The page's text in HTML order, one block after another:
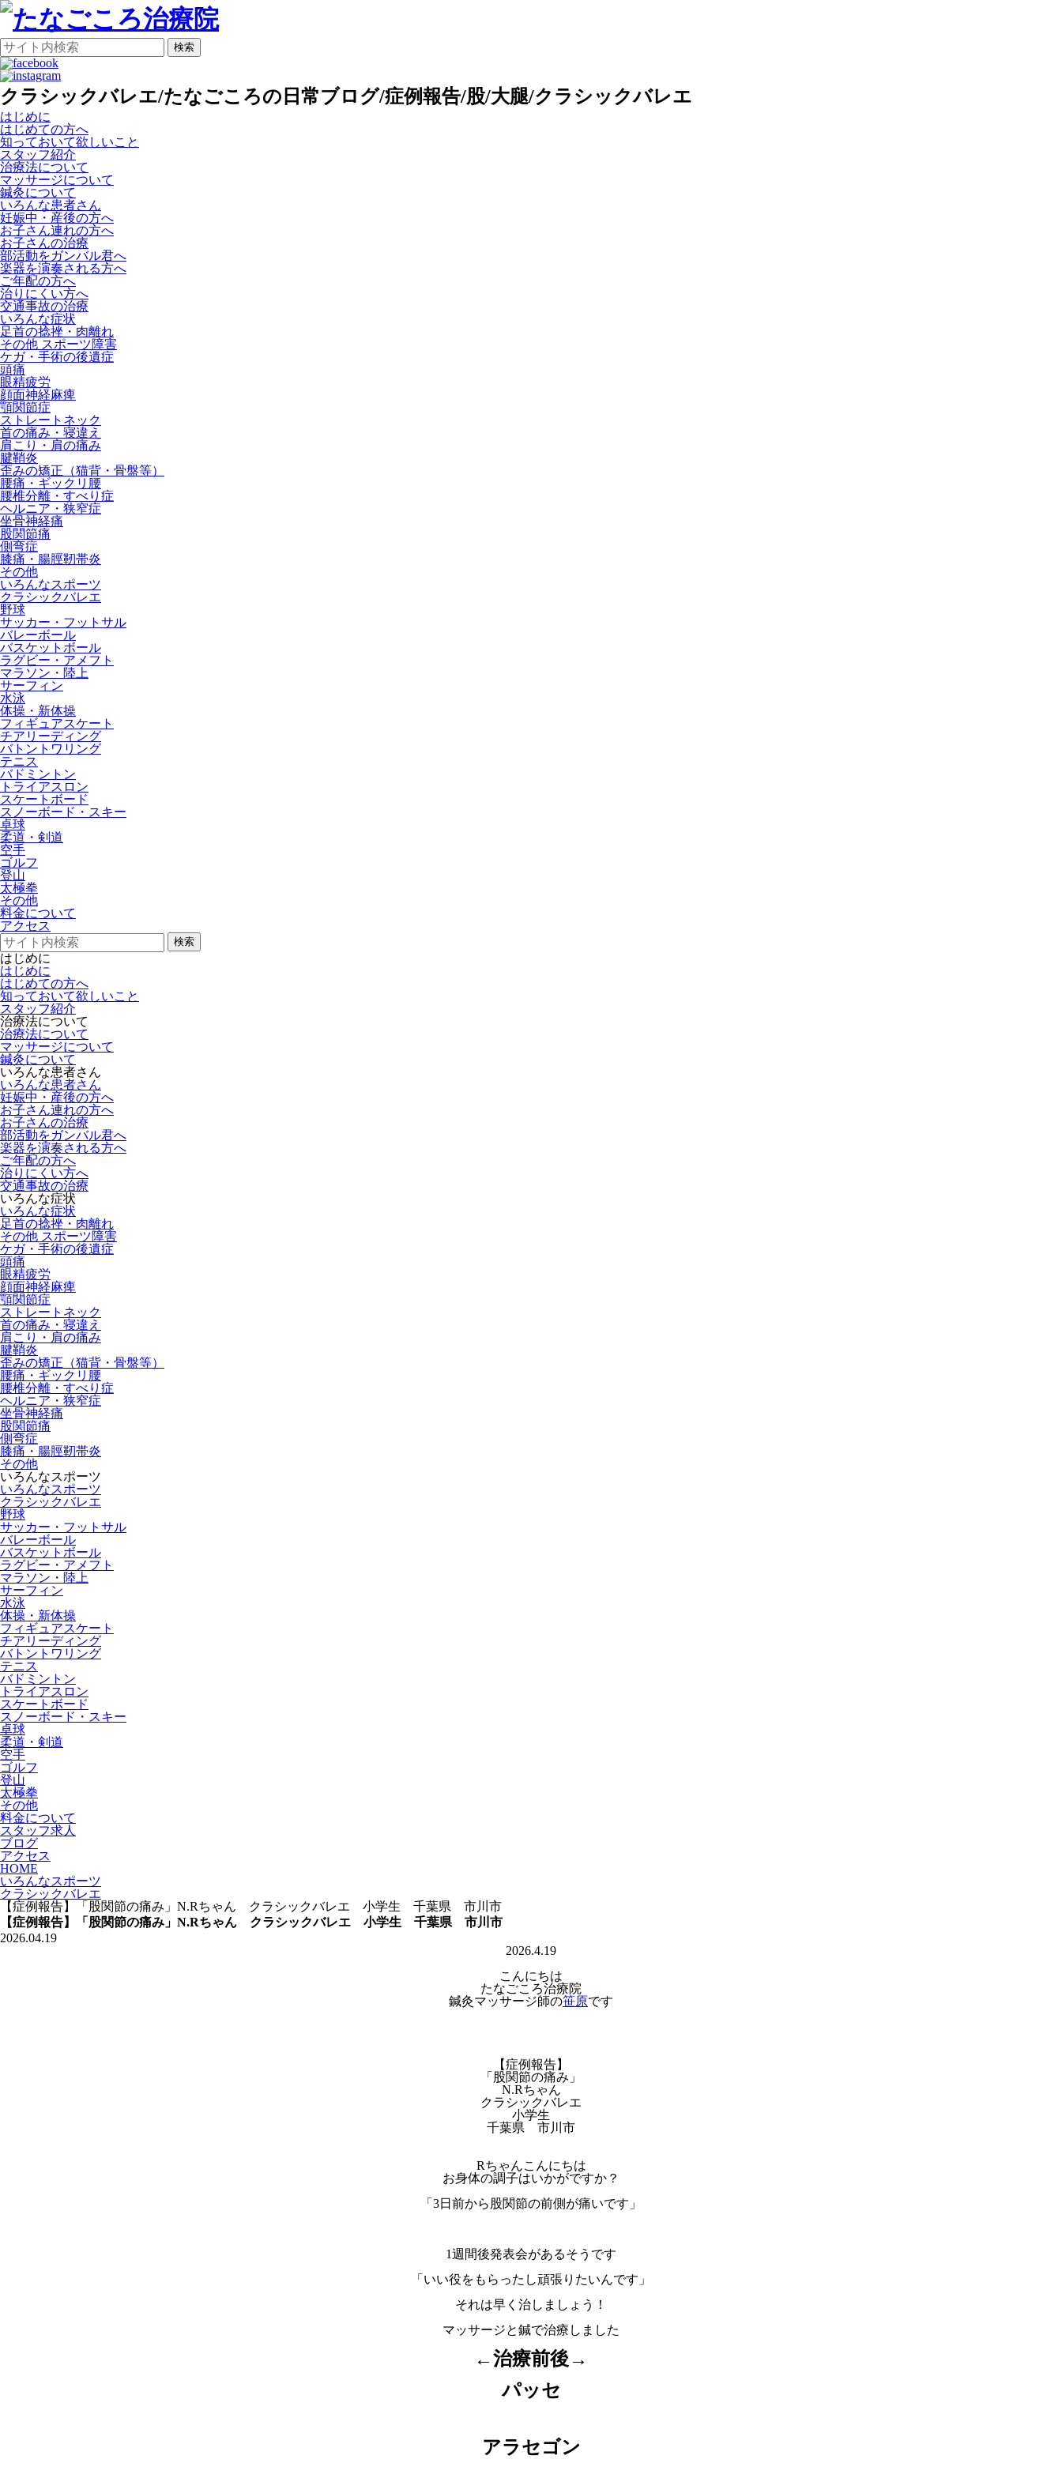
検索
クラシックバレエ/たなごころの日常ブログ/症例報告/股/大腿/クラシックバレエ
はじめに
はじめての方へ
知っておいて欲しいこと
スタッフ紹介
治療法について
マッサージについて
鍼灸について
いろんな患者さん
妊娠中・産後の方へ
お子さん連れの方へ
お子さんの治療
部活動をガンバル君へ
楽器を演奏される方へ
ご年配の方へ
治りにくい方へ
交通事故の治療
いろんな症状
足首の捻挫・肉離れ
その他 スポーツ障害
ケガ・手術の後遺症
頭痛
眼精疲労
顔面神経麻痺
顎関節症
ストレートネック
首の痛み・寝違え
肩こり・肩の痛み
腱鞘炎
歪みの矯正（猫背・骨盤等）
腰痛・ギックリ腰
腰椎分離・すべり症
ヘルニア・狭窄症
坐骨神経痛
股関節痛
側弯症
膝痛・腸脛靭帯炎
その他
いろんなスポーツ
クラシックバレエ
野球
サッカー・フットサル
バレーボール
バスケットボール
ラグビー・アメフト
マラソン・陸上
サーフィン
水泳
体操・新体操
フィギュアスケート
チアリーディング
バトントワリング
テニス
バドミントン
トライアスロン
スケートボード
スノーボード・スキー
卓球
柔道・剣道
空手
ゴルフ
登山
太極拳
その他
料金について
アクセス
検索
はじめに
はじめに
はじめての方へ
知っておいて欲しいこと
スタッフ紹介
治療法について
治療法について
マッサージについて
鍼灸について
いろんな患者さん
いろんな患者さん
妊娠中・産後の方へ
お子さん連れの方へ
お子さんの治療
部活動をガンバル君へ
楽器を演奏される方へ
ご年配の方へ
治りにくい方へ
交通事故の治療
いろんな症状
いろんな症状
足首の捻挫・肉離れ
その他 スポーツ障害
ケガ・手術の後遺症
頭痛
眼精疲労
顔面神経麻痺
顎関節症
ストレートネック
首の痛み・寝違え
肩こり・肩の痛み
腱鞘炎
歪みの矯正（猫背・骨盤等）
腰痛・ギックリ腰
腰椎分離・すべり症
ヘルニア・狭窄症
坐骨神経痛
股関節痛
側弯症
膝痛・腸脛靭帯炎
その他
いろんなスポーツ
いろんなスポーツ
クラシックバレエ
野球
サッカー・フットサル
バレーボール
バスケットボール
ラグビー・アメフト
マラソン・陸上
サーフィン
水泳
体操・新体操
フィギュアスケート
チアリーディング
バトントワリング
テニス
バドミントン
トライアスロン
スケートボード
スノーボード・スキー
卓球
柔道・剣道
空手
ゴルフ
登山
太極拳
その他
料金について
スタッフ求人
ブログ
アクセス
HOME
いろんなスポーツ
クラシックバレエ
【症例報告】「股関節の痛み」N.Rちゃん クラシックバレエ 小学生 千葉県 市川市
【症例報告】「股関節の痛み」N.Rちゃん クラシックバレエ 小学生 千葉県 市川市
2026.04.19
2026.4.19
こんにちは
たなごころ治療院
鍼灸マッサージ師の笹原です
【症例報告】
「股関節の痛み」
N.Rちゃん
クラシックバレエ
小学生
千葉県 市川市
Rちゃんこんにちは
お身体の調子はいかがですか？
「3日前から股関節の前側が痛いです」
1週間後発表会があるそうです
「いい役をもらったし頑張りたいんです」
それは早く治しましょう！
マッサージと鍼で治療しました
←治療前後→
パッセ
アラセゴン